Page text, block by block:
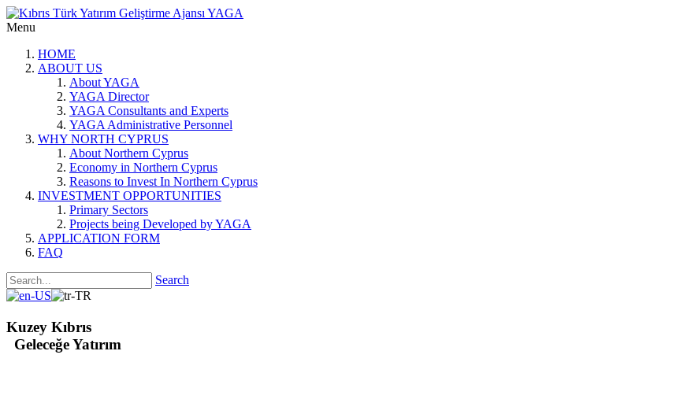
Menu
HOME
ABOUT US
About YAGA
YAGA Director
YAGA Consultants and Experts
YAGA Administrative Personnel
WHY NORTH CYPRUS
About Northern Cyprus
Economy in Northern Cyprus
Reasons to Invest In Northern Cyprus
INVESTMENT OPPORTUNITIES
Primary Sectors
Projects being Developed by YAGA
APPLICATION FORM
FAQ
Search
Kuzey Kıbrıs
Geleceğe Yatırım